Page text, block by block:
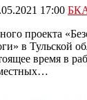
17:00
проекта
в Тульской
время в